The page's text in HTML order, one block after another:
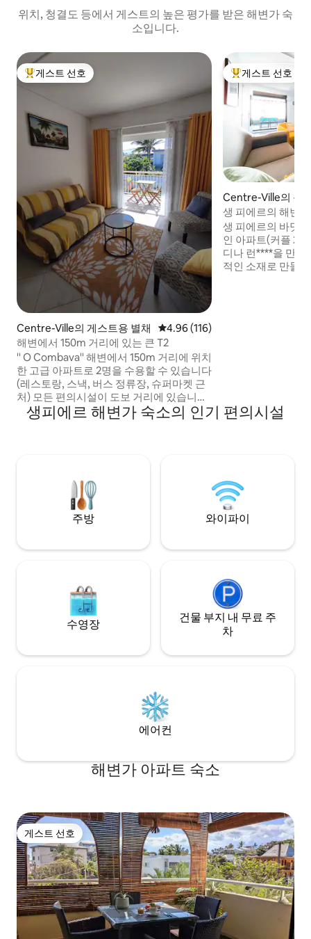
위치, 청결도 등에서 게스트의 높은 평가를 받은 해변가 숙
소입니다.
상위 게스트 선호
게스트 선호
Centre-Ville의 게스트용 별채 평점 4.96점(5점 만점), 후기 116
4.96 (116)
해변에서 150m 거리에 있는 큰 T2
'' O Combava'' 해변에서 150m 거리에 위치
한 고급 아파트로 2명을 수용할 수 있습니다
(레스토랑, 스낵, 버스 정류장, 슈퍼마켓 근
처) 모든 편의시설이 도보 거리에 있습니다.
주방, 에어컨이 설치된 거실, 이탈리안 샤워
기가 있는 욕실, 세탁기, 별도의 화장실, 퀸
이블과 의자, 파라솔이 있는 정원
상위 게스트 선호
게스트 선호
Centre-Ville의 콘
생 피에르의 해변
생 피에르의 바닷
인 아파트(커플 2
디나 런****을 만나
적인 소재로 만들
생피에르 해변가 숙소의 인기 편의시설
주방 와이파이
수영장
건물 부지 내 무료 주
차
에어컨
해변가 아파트 숙소
게스트 선호
게스트 선호